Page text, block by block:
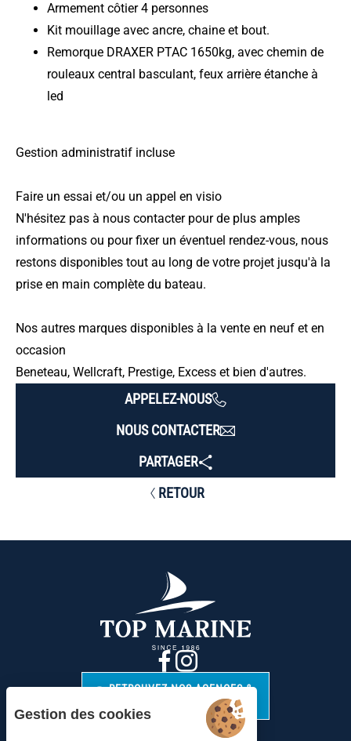
Armement côtier 4 personnes
Kit mouillage avec ancre, chaine et bout.
Remorque DRAXER PTAC 1650kg, avec chemin de
rouleaux central basculant, feux arrière étanche à
led
Gestion administratif incluse
Faire un essai et/ou un appel en visio
N'hésitez pas à nous contacter pour de plus amples
informations ou pour fixer un éventuel rendez-vous, nous
restons disponibles tout au long de votre projet jusqu'à la
prise en main complète du bateau.
Nos autres marques disponibles à la vente en neuf et en
occasion
Beneteau, Wellcraft, Prestige, Excess et bien d'autres.
RETOUR
APPELEZ-NOUS
NOUS CONTACTER
PARTAGER
RETROUVEZ NOS AGENCES &
Gestion des cookies